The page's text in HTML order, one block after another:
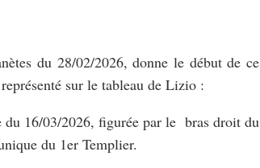
du 28/02/2026, donne le début de ce
sur le tableau de Lizio :
16/03/2026, figurée par le bras droit du
du 1er Templier.